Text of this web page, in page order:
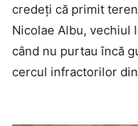
credeți că primit
Nicolae Albu, vechiul
când nu purtau încă
cercul